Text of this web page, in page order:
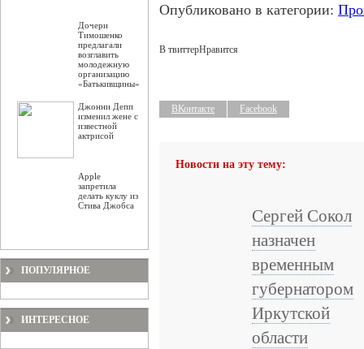
Дочери
Тимошенко
предлагали
возглавить
молодежную
организацию
«Батькивщины»
Джонни Депп
изменил жене с
известной
актрисой
Apple
запретила
делать куклу из
Стива Джобса
ПОПУЛЯРНОЕ
ИНТЕРЕСНОЕ
Опубликовано в категории:
В твиттерНравится
ВКонтакте Facebook
Новости на эту тему:
Сергей Сокол
назначен
временным
губернатором
Иркутской
области